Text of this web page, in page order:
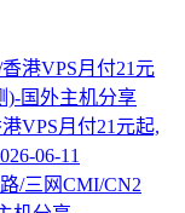
VPS月付21元起,
06-11